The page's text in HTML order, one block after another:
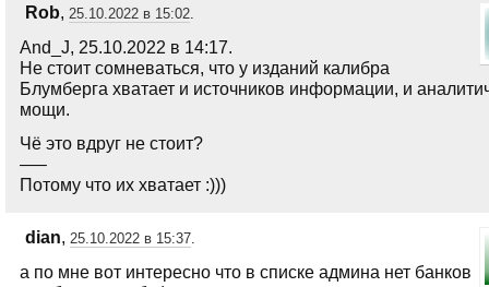
Rob, 25.10.2022 в 15:02.
And_J, 25.10.2022 в 14:17.
Не стоит сомневаться, что у изданий калибра
Блумберга хватает и источников информации, и
мощи.
Чё это вдруг не стоит?
—–
Потому что их хватает :)))
dian, 25.10.2022 в 15:37.
а по мне вот интересно что в списке админа нет банков